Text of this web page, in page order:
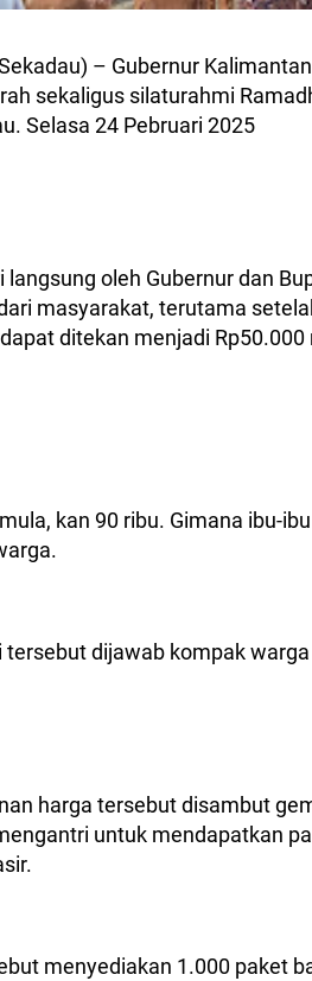
– Gubernur
sekaligus silaturahmi
Selasa 24 Pebruari 2025
langsung oleh Gubernur dan
masyarakat, terutama
ditekan menjadi
kan 90 ribu. Gimana ibu-
dijawab kompak
harga tersebut disambut
untuk mendapatkan
menyediakan 1.000 paket